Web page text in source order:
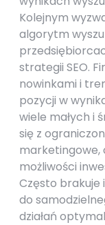
Kolejnym
algorytm
strategii SEO.
nowinkami i
pozycji w
wiele małych i
się z
marketingowe,
możliwości
Często brakuje
do
działań